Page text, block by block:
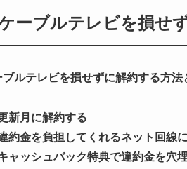
ーブルテレビを損せ
ブルテレビを損せずに解約する方法
新月に解約する
約金を負担してくれるネット回線
ャッシュバック特典で違約金を穴